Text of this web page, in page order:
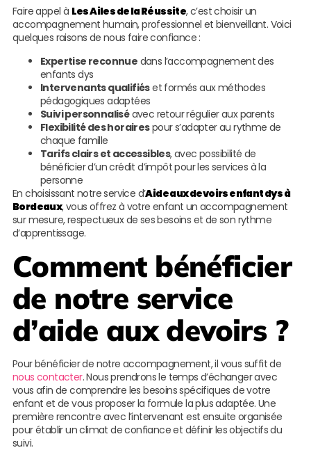
Faire appel à Les Ailes de la Réussite, c’est choisir un
accompagnement humain, professionnel et bienveillant. Voici
quelques raisons de nous faire confiance :
Expertise reconnue dans l’accompagnement des
enfants dys
Intervenants qualifiéset formés aux méthodes
pédagogiques adaptées
Suivi personnaliséavec retour régulier aux parents
Flexibilité des horairespour s’adapter au rythme de
chaque famille
Tarifs clairs et accessibles, avec possibilité de
bénéficier d’un crédit d’impôt pour les services à la
personne
En choisissant notre service d’Aide aux devoirs enfant dys à
Bordeaux, vous offrez à votre enfant un accompagnement
sur mesure, respectueux de ses besoins et de son rythme
d’apprentissage.
Comment bénéficier
de notre service
d’aide aux devoirs ?
Pour bénéficier de notre accompagnement, il vous suffit de
nous contacter. Nous prendrons le temps d’échanger avec
vous afin de comprendre les besoins spécifiques de votre
enfant et de vous proposer la formule la plus adaptée. Une
première rencontre avec l’intervenant est ensuite organisée
pour établir un climat de confiance et définir les objectifs du
suivi.